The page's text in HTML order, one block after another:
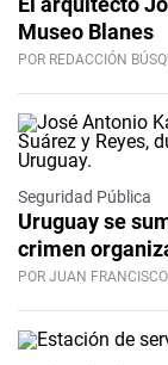
Museo Blanes
POR REDACCIÓN
Seguridad Pública
Uruguay se
crimen
POR JUAN